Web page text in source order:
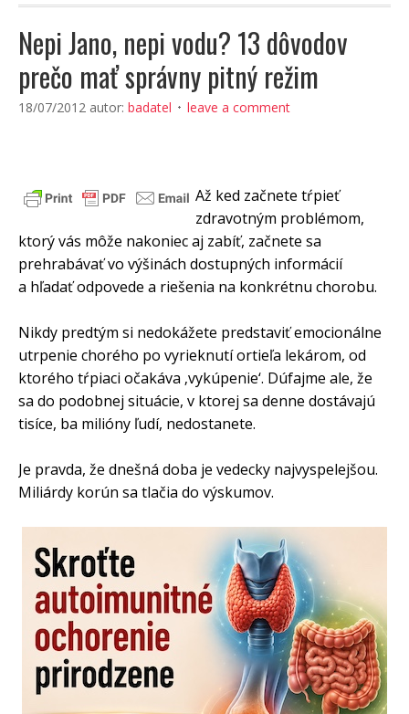
Nepi Jano, nepi vodu? 13 dôvodov
prečo mať správny pitný režim
18/07/2012 autor: badatel leave a comment
Až ked začnete tŕpieť
zdravotným problémom,
ktorý vás môže nakoniec aj zabíť, začnete sa
prehrabávať vo výšinách dostupných informácií
a hľadať odpovede a riešenia na konkrétnu chorobu.
Nikdy predtým si nedokážete predstaviť emocionálne
utrpenie chorého po vyrieknutí ortieľa lekárom, od
ktorého tŕpiaci očakáva ‚vykúpenie‘. Dúfajme ale, že
sa do podobnej situácie, v ktorej sa denne dostávajú
tisíce, ba milióny ľudí, nedostanete.
Je pravda, že dnešná doba je vedecky najvyspelejšou.
Miliárdy korún sa tlačia do výskumov.